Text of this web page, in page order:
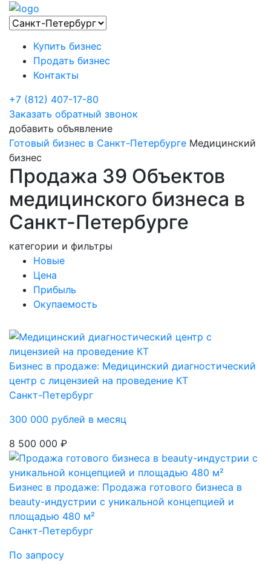
Купить бизнес
Продать бизнес
Контакты
+7 (812) 407-17-80
Заказать обратный звонок
добавить объявление
Готовый бизнес в Санкт-Петербурге Медицинский
бизнес
Продажа 39 Объектов
медицинского бизнеса в
Санкт-Петербурге
категории и фильтры
Новые
Цена
Прибыль
Окупаемость
Бизнес в продаже: Медицинский диагностический
центр с лицензией на проведение КТ
Санкт-Петербург
300 000 рублей в месяц
8 500 000 ₽
Бизнес в продаже: Продажа готового бизнеса в
beauty-индустрии с уникальной концепцией и
площадью 480 м²
Санкт-Петербург
По запросу